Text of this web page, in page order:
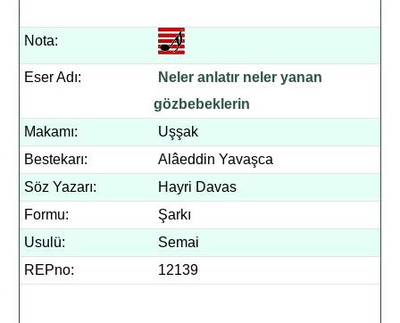
Nota:
Eser Adı:
Neler anlatır neler yanan
gözbebeklerin
Makamı:
Uşşak
Bestekarı:
Alâeddin Yavaşca
Söz Yazarı:
Hayri Davas
Formu:
Şarkı
Usulü:
Semai
REPno:
12139